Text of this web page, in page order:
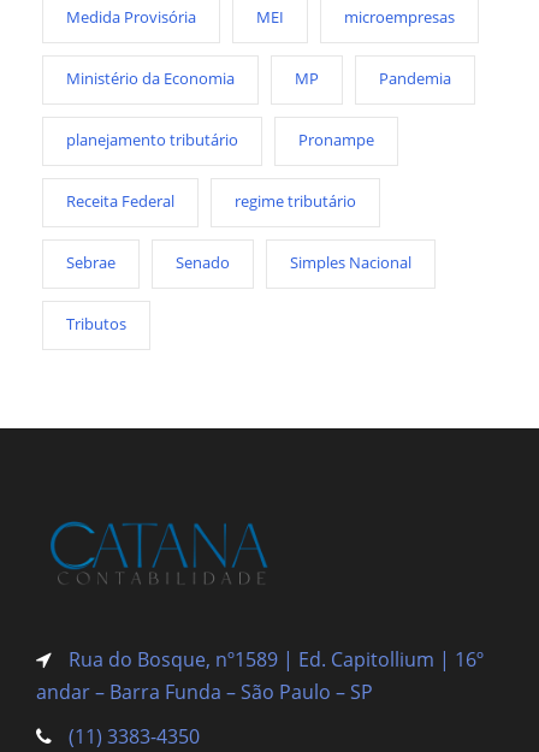
Medida Provisória MEI microempresas
Ministério da Economia MP Pandemia
planejamento tributário Pronampe
Receita Federal regime tributário
Sebrae Senado Simples Nacional
Tributos
Rua do Bosque, nº1589 | Ed. Capitollium | 16º
andar – Barra Funda – São Paulo – SP
(11) 3383-4350